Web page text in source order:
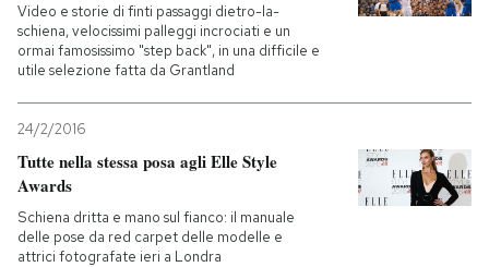
Video e storie di finti passaggi dietro-la-
schiena, velocissimi palleggi incrociati e un
ormai famosissimo "step back", in una difficile e
utile selezione fatta da Grantland
24/2/2016
Tutte nella stessa posa agli Elle Style
Awards
Schiena dritta e mano sul fianco: il manuale
delle pose da red carpet delle modelle e
attrici fotografate ieri a Londra